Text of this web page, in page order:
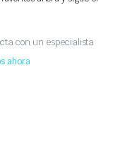
con un especialista
ahora